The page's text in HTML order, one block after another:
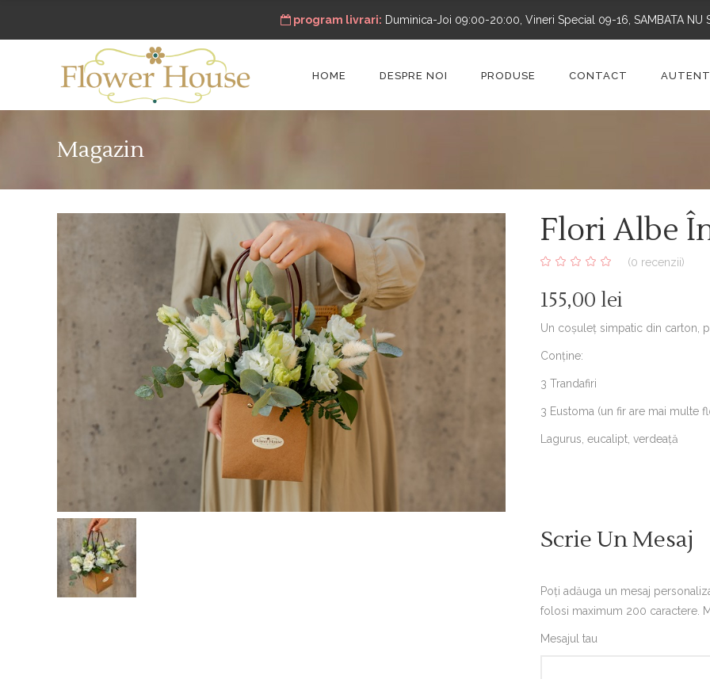
program livrari: Duminica-Joi 09:00-20:00, Vineri Special 09-16, SAMBATA NU
HOME DESPRE NOI PRODUSE CONTACT
Magazin
Flori Albe
of
based
customer
(0 recenzii)
155,00 lei
Un coșuleț simpatic din carton,
Conține:
3 Trandafiri
3 Eustoma (un fir are mai multe
Lagurus, eucalipt, verdeață
Scrie Un Mesaj
Poți adăuga un mesaj
folosi maximum 200 caractere.
Mesajul tau